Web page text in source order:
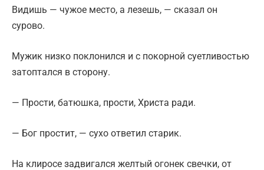
Видишь — чужое место, а лезешь, — сказал он
сурово.
Мужик низко поклонился и с покорной суетливостью
затоптался в сторону.
— Прости, батюшка, прости, Христа ради.
— Бог простит, — сухо ответил старик.
На клиросе задвигался желтый огонек свечки, от